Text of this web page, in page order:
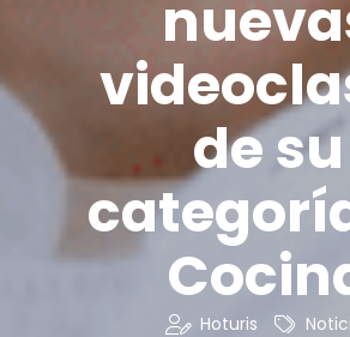
de su
Hoturis